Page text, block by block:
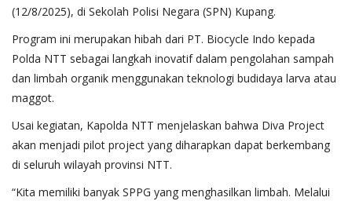
(12/8/2025), di Sekolah Polisi Negara (SPN) Kupang.
Program ini merupakan hibah dari PT. Biocycle Indo kepada
Polda NTT sebagai langkah inovatif dalam pengolahan sampah
dan limbah organik menggunakan teknologi budidaya larva atau
maggot.
Usai kegiatan, Kapolda NTT menjelaskan bahwa Diva Project
akan menjadi pilot project yang diharapkan dapat berkembang
di seluruh wilayah provinsi NTT.
“Kita memiliki banyak SPPG yang menghasilkan limbah. Melalui